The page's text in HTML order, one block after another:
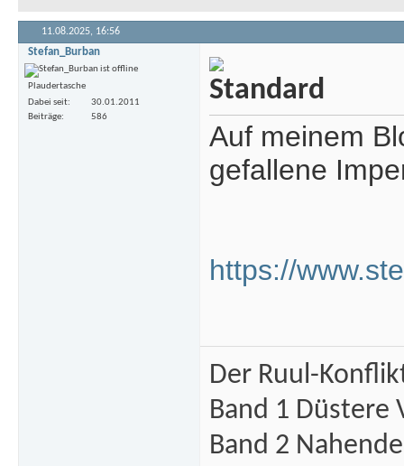
11.08.2025, 16:56
Stefan_Burban
Plaudertasche
Dabei seit
30.01.2011
Beiträge
586
Auf meinem
gefallene
https://
Der Ruul-
Band 1 Düstere
Band 2